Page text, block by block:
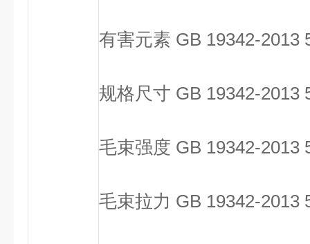
有害元素 GB 19342-2013
规格尺寸 GB 19342-2013
毛束强度 GB 19342-2013
毛束拉力 GB 19342-2013